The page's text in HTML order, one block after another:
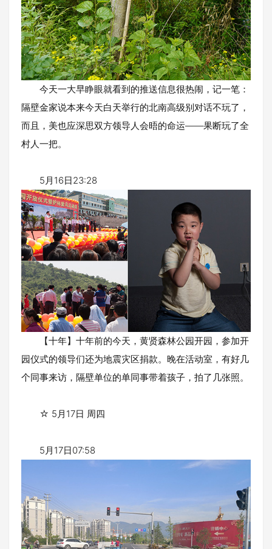
今天一大早睁眼就看到的推送信息很热闹，记一笔：
隔壁金家说本来今天白天举行的北南高级别对话不玩了，
而且，美也应深思双方领导人会晤的命运——果断玩了全
村人一把。
5月16日23:28
【十年】十年前的今天，黄贤森林公园开园，参加开
园仪式的领导们还为地震灾区捐款。晚在活动室，有好几
个同事来访，隔壁单位的单同事带着孩子，拍了几张照。
☆ 5月17日 周四
5月17日07:58